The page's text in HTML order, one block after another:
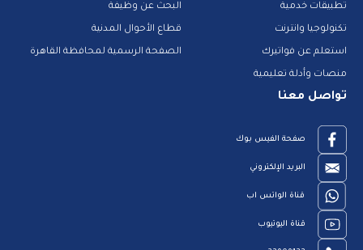
تطبيقات خدمية
تكنولوجيا وانترنت
استعلم عن فواتيرك
منصات وأدلة تعليمية
البحث عن وظيفة
قطاع الأحوال المدنية
الصفحة الرسمية لمحافظة القاهرة
تواصل معنا
صفحة الفيس بوك
البريد الإلكتروني
قناة الواتس اب
قناة اليوتيوب